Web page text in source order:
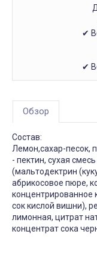
✔
✔
Обзор
Состав:
Лемон,сахар-песок,
- пектин, сухая
(мальтодектрин
абрикосовое пюре,
концентрированное
сок кислой вишни),
лимонная, цитрат
концентрат сока